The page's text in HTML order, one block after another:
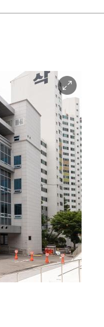
이
미
지
확
대